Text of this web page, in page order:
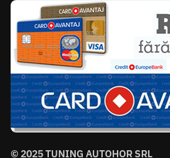
© 2025 TUNING AUTOHOR SRL